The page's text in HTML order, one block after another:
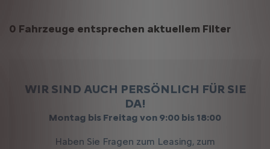
Suchergebnisse
0 Fahrzeuge entsprechen aktuellem Filter
WIR SIND AUCH PERSÖNLICH FÜR SIE
DA!
Montag bis Freitag von 9:00 bis 18:00
Haben Sie Fragen zum Leasing, zum